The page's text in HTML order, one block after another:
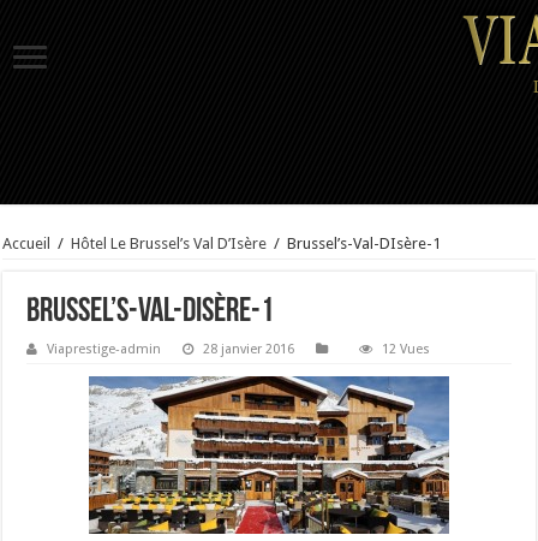
Accueil / Hôtel Le Brussel’s Val D’Isère / Brussel’s-Val-DIsère-1
Brussel’s-Val-DIsère-1
Viaprestige-admin 28 janvier 2016 12 Vues